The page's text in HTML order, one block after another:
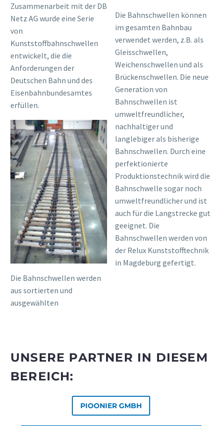
Zusammenarbeit mit der DB
Netz AG wurde eine Serie
von
Kunststoffbahnschwellen
entwickelt, die die
Anforderungen der
Deutschen Bahn und des
Eisenbahnbundesamtes
erfüllen.
Die Bahnschwellen werden
aus sortierten und
ausgewählten
Die Bahnschwellen können
im gesamten Bahnbau
verwendet werden, z.B. als
Gleisschwellen,
Weichenschwellen und als
Brückenschwellen. Die neue
Generation von
Bahnschwellen ist
umweltfreundlicher,
nachhaltiger und
langlebiger als bisherige
Bahnschwellen. Durch eine
perfektionierte
Produktionstechnik wird die
Bahnschwelle sogar noch
umweltfreundlicher und ist
auch für die Langstrecke gut
geeignet. Die
Bahnschwellen werden von
der Relux Kunststofftechnik
in Magdeburg gefertigt.
UNSERE PARTNER IN DIESEM
BEREICH:
PIOONIER GMBH